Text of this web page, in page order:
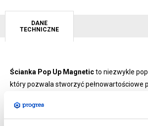
DANE
TECHNICZNE
Ścianka Pop Up Magneticto niezwykle
który pozwala stworzyć pełnowartościowe
targowe. Jej zaletą jest bardzo duża
w odniesieniu do gabarytów, które zajmuje
nasze stoisko jesteśmy w stanie